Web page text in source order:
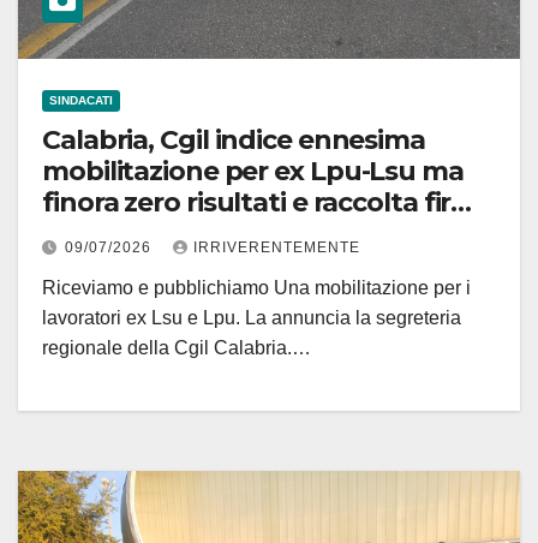
SINDACATI
Calabria, Cgil indice ennesima
mobilitazione per ex Lpu-Lsu ma
finora zero risultati e raccolta firme
Sanità
09/07/2026 IRRIVERENTEMENTE
Riceviamo e pubblichiamo Una mobilitazione per i
lavoratori ex Lsu e Lpu. La annuncia la segreteria
regionale della Cgil Calabria.…